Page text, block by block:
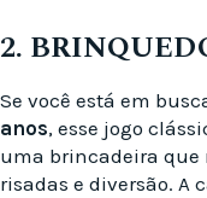
2.
Se você está em
anos, esse jogo
uma brincadeira
risadas e diversão. A